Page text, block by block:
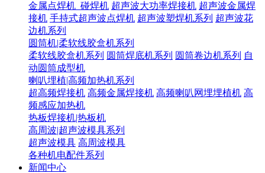
金属点焊机_碰焊机 超声波大功率焊接机 超声波金属焊
接机 手持式超声波点焊机 超声波塑焊机系列 超声波花
边机系列
圆筒机|柔软线胶盒机系列
柔软线胶盒机系列 圆筒焊底机系列 圆筒卷边机系列 自
动圆筒成型机
喇叭埋植|高频加热机系列
超高频焊接机 高频金属焊接机 高频喇叭网埋埋植机 高
频感应加热机
热板焊接机|热板机
高周波|超声波模具系列
超声波模具 高周波模具
各种机电配件系列
新闻中心